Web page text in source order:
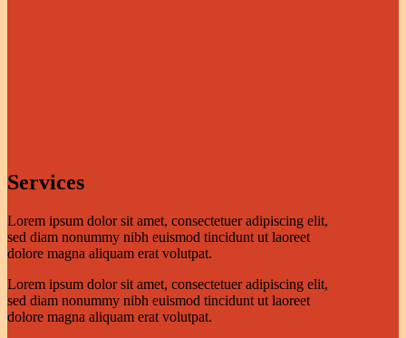
Services
Lorem ipsum dolor sit amet, consectetuer adipiscing elit,
sed diam nonummy nibh euismod tincidunt ut laoreet
dolore magna aliquam erat volutpat.
Lorem ipsum dolor sit amet, consectetuer adipiscing elit,
sed diam nonummy nibh euismod tincidunt ut laoreet
dolore magna aliquam erat volutpat.